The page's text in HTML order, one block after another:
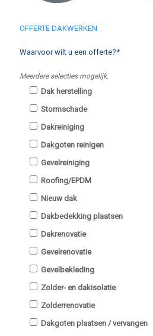
OFFERTE DAKWERKEN
Waarvoor wilt u een offerte?*
Meerdere selecties mogelijk.
Dak herstelling
Stormschade
Dakreiniging
Dakgoten reinigen
Gevelreiniging
Roofing/EPDM
Nieuw dak
Dakbedekking plaatsen
Dakrenovatie
Gevelrenovatie
Gevelbekleding
Zolder- en dakisolatie
Zolderrenovatie
Dakgoten plaatsen / vervangen